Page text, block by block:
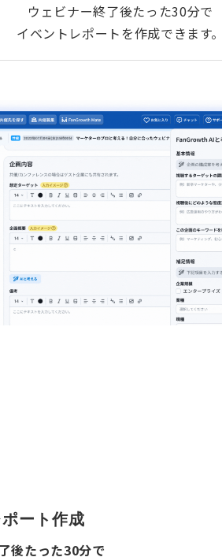
ウェビナー終了後たった30分で
イベントレポートを作成できます。
ート作成
後たった30分で